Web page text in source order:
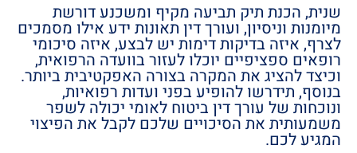
שנית, הכנת תיק תביעה מקיף ומשכנע דורשת
מיומנות וניסיון, ועורך דין תאונות ידע אילו מסמכים
לצרף, איזה בדיקות דימות יש לבצע, איזה סיכומי
רופאים ספציפיים יוכלו לעזור בוועדה הרפואית,
וכיצד להציג את המקרה בצורה האפקטיבית ביותר.
בנוסף, תידרשו להופיע בפני ועדות רפואיות,
ונוכחות של עורך דין ביטוח לאומי יכולה לשפר
משמעותית את הסיכויים שלכם לקבל את הפיצוי
המגיע לכם.